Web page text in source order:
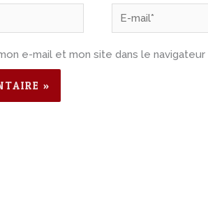
E-
mail*
e-mail et mon site dans le